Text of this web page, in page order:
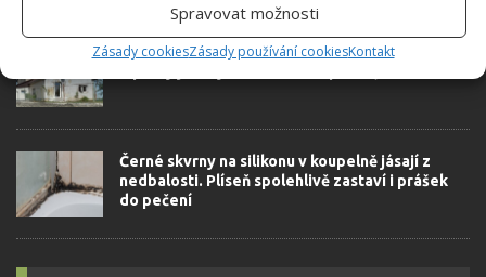
Spravovat možnosti
Zásady cookiesZásady používání cookiesKontakt
Bez prohlídky koupila starý opuštěný dům.
Černé skvrny na silikonu v koupelně jásají z
nedbalosti. Plíseň spolehlivě zastaví i prášek
do pečení